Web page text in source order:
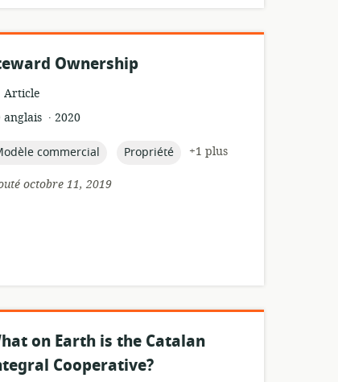
Ownership
ressource:
Article
anglais .
date
publication:
2020
commercial topic:
Propriété
+1 plus
octobre 11, 2019
on Earth is the Catalan
Cooperative?